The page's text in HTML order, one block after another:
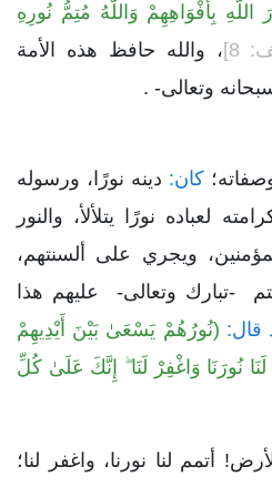
اللَّهِ بِأَفْوَاهِهِمْ وَاللَّهُ مُتِمُّ نُورِهِ
8]
، والله حافظ هذه الأمة
وتعالى- .
كان: دينه نورًا، ورسوله
لعباده نورًا يتلألأ، والنور
ويجري على ألسنتهم،
-تبارك وتعالى- عليهم هذا
قال: (نُورُهُمْ يَسْعَىٰ بَيْنَ أَيْدِيهِمْ
لَنَا نُورَنَا وَاغْفِرْ لَنَا ۖ إِنَّكَ عَلَىٰ كُلِّ
أتمم لنا نورنا، واغفر لنا؛